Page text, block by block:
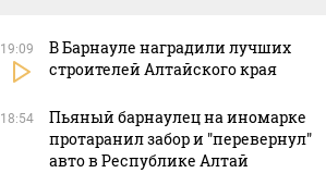
19:09
В Барнауле наградили лучших
строителей Алтайского края
18:54
Пьяный барнаулец на иномарке
протаранил забор и "перевернул"
авто в Республике Алтай